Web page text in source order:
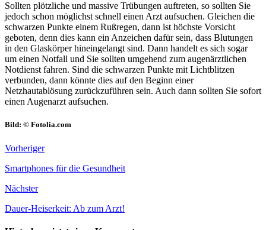
Sollten plötzliche und massive Trübungen auftreten, so sollten Sie
jedoch schon möglichst schnell einen Arzt aufsuchen. Gleichen die
schwarzen Punkte einem Rußregen, dann ist höchste Vorsicht
geboten, denn dies kann ein Anzeichen dafür sein, dass Blutungen
in den Glaskörper hineingelangt sind. Dann handelt es sich sogar
um einen Notfall und Sie sollten umgehend zum augenärztlichen
Notdienst fahren. Sind die schwarzen Punkte mit Lichtblitzen
verbunden, dann könnte dies auf den Beginn einer
Netzhautablösung zurückzuführen sein. Auch dann sollten Sie sofort
einen Augenarzt aufsuchen.
Bild: © Fotolia.com
Vorheriger
Smartphones für die Gesundheit
Nächster
Dauer-Heiserkeit: Ab zum Arzt!